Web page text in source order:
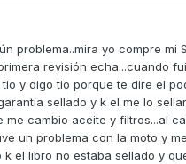
problema..mira yo compre mi
revisión echa...cuando
y digo tio porque te dire el
sellado y k el me lo
me cambio aceite y filtros...al
un problema con la moto y
k el libro no estaba sellado y